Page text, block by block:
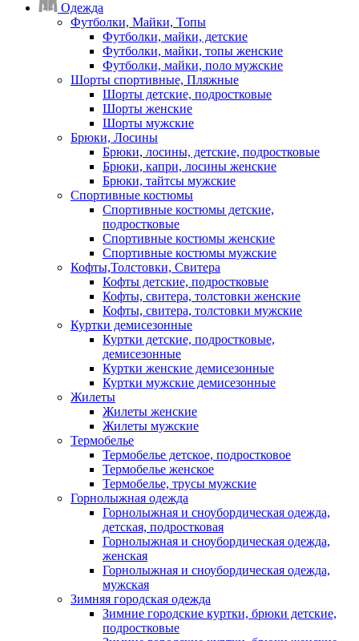
Одежда
Футболки, Майки, Топы
Футболки, майки, детские
Футболки, майки, топы женские
Футболки, майки, поло мужские
Шорты спортивные, Пляжные
Шорты детские, подростковые
Шорты женские
Шорты мужские
Брюки, Лосины
Брюки, лосины, детские, подростковые
Брюки, капри, лосины женские
Брюки, тайтсы мужские
Спортивные костюмы
Спортивные костюмы детские,
подростковые
Спортивные костюмы женские
Спортивные костюмы мужские
Кофты,Толстовки, Свитера
Кофты детские, подростковые
Кофты, свитера, толстовки женские
Кофты, свитера, толстовки мужские
Куртки демисезонные
Куртки детские, подростковые,
демисезонные
Куртки женские демисезонные
Куртки мужские демисезонные
Жилеты
Жилеты женские
Жилеты мужские
Термобелье
Термобелье детское, подростковое
Термобелье женское
Термобелье, трусы мужские
Горнолыжная одежда
Горнолыжная и сноубордическая одежда,
детская, подростковая
Горнолыжная и сноубордическая одежда,
женская
Горнолыжная и сноубордическая одежда,
мужская
Зимняя городская одежда
Зимние городские куртки, брюки детские,
подростковые